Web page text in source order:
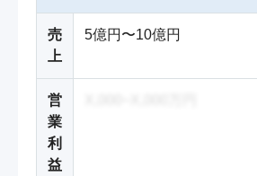
売
上
5億円〜10億円
営
業
利
益